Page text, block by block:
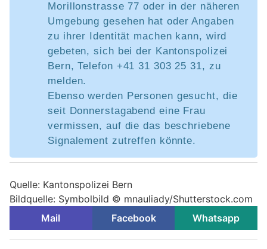
Morillonstrasse 77 oder in der näheren
Umgebung gesehen hat oder Angaben
zu ihrer Identität machen kann, wird
gebeten, sich bei der Kantonspolizei
Bern, Telefon +41 31 303 25 31, zu
melden.
Ebenso werden Personen gesucht, die
seit Donnerstagabend eine Frau
vermissen, auf die das beschriebene
Signalement zutreffen könnte.
Quelle: Kantonspolizei Bern
Bildquelle: Symbolbild © mnauliady/Shutterstock.com
Mail
Facebook Whatsapp